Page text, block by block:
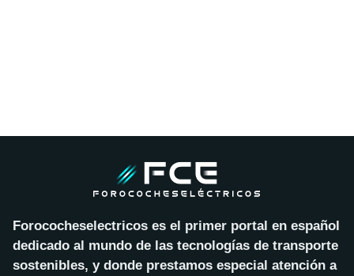
Forococheselectricos es el primer portal en español
dedicado al mundo de las tecnologías de transporte
sostenibles, y donde prestamos especial atención a